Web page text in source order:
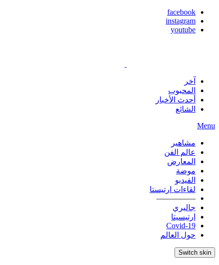
facebook
instagram
youtube
آخر
المحبوب
أحدث الأخبار
الشائع
Menu
مشاهير
عالم الفن
المعارض
موضة
الفيديو
لقاءات ارتيستا
—————
جاليري
ارتيسيتا
Covid-19
حول العالم
Switch skin